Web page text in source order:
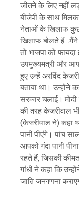
जीतने के लिए नहीं
बीजेपी के साथ
नेताओं के खिलाफ
खिलाफ बोलते
तो भाजपा को
उपमुख्यमंत्री और आप
हुए उन्हें अरविंद
बताया था। उन्होंने
सरकार चलाई।
की तरह केजरीवाल
(केजरीवाल ने) कहा
पानी पीएंगे। पांच
आपको गंदा पानी
रहते हैं, जिसकी
गांधी ने कहा कि
जाति जनगणना